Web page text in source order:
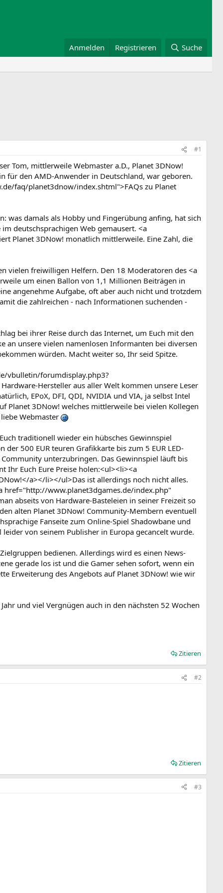
Anmelden Registrieren Suche
#1
Tom, mittlerweile Webmaster a.D., Planet 3DNow!
für den AMD-Anwender in Deutschland, war geboren.
faq/planet3dnow/index.shtml">FAQs zu Planet
was damals als Hobby und Fingerübung anfing, hat sich
deutschsprachigen Web gemausert. <a
Planet 3DNow! monatlich mittlerweile. Eine Zahl, die
vielen freiwilligen Helfern. Den 18 Moderatoren des <a
um einen Ballon von 1,1 Millionen Beiträgen in
angenehme Aufgabe, oft aber auch nicht und trotzdem
die zahlreichen - nach Informationen suchenden -
bei ihrer Reise durch das Internet, um Euch mit den
an unsere vielen namenlosen Informanten bei diversen
würden. Macht weiter so, Ihr seid Spitze.
vbulletin/forumdisplay.php3?
Hersteller aus aller Welt kommen unsere Leser
EPoX, DFI, QDI, NVIDIA und VIA, ja selbst Intel
Planet 3DNow! welches mittlerweile bei vielen Kollegen
Webmaster
traditionell wieder ein hübsches Gewinnspiel
500 EUR teuren Grafikkarte bis zum 5 EUR LED-
unterzubringen. Das Gewinnspiel läuft bis
Ihr Euch Eure Preise holen:<ul><li><a
a></li></ul>Das ist allerdings noch nicht alles.
href="http://www.planet3dgames.de/index.php"
abseits von Hardware-Basteleien in seiner Freizeit so
alten Planet 3DNow! Community-Membern eventuell
Fanseite zum Online-Spiel Shadowbane und
von seinem Publisher in Europa gecancelt wurde.
bedienen. Allerdings wird es einen News-
gerade los ist und die Gamer sehen sofort, wenn ein
Erweiterung des Angebots auf Planet 3DNow! wie wir
und viel Vergnügen auch in den nächsten 52 Wochen
Zitieren
#2
Zitieren
#3